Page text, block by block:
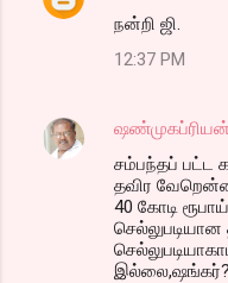
நன்றி ஜி.
12:37 PM
ஷண்முகப்ரியன்
சம்பந்தப் பட்ட
தவிர வேறென்ன
40 கோடி
இல்லை,ஷங்கர்?